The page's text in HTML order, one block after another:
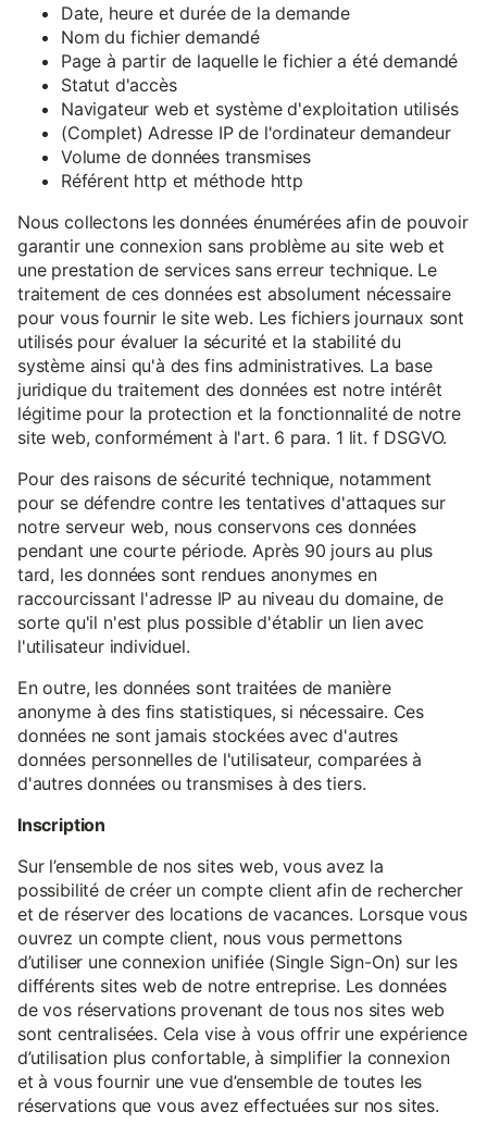
Date, heure et durée de la demande
Nom du fichier demandé
Page à partir de laquelle le fichier a été demandé
Statut d'accès
Navigateur web et système d'exploitation utilisés
(Complet) Adresse IP de l'ordinateur demandeur
Volume de données transmises
Référent http et méthode http
Nous collectons les données énumérées afin de pouvoir
garantir une connexion sans problème au site web et
une prestation de services sans erreur technique. Le
traitement de ces données est absolument nécessaire
pour vous fournir le site web. Les fichiers journaux sont
utilisés pour évaluer la sécurité et la stabilité du
système ainsi qu'à des fins administratives. La base
juridique du traitement des données est notre intérêt
légitime pour la protection et la fonctionnalité de notre
site web, conformément à l'art. 6 para. 1 lit. f DSGVO.
Pour des raisons de sécurité technique, notamment
pour se défendre contre les tentatives d'attaques sur
notre serveur web, nous conservons ces données
pendant une courte période. Après 90 jours au plus
tard, les données sont rendues anonymes en
raccourcissant l'adresse IP au niveau du domaine, de
sorte qu'il n'est plus possible d'établir un lien avec
l'utilisateur individuel.
En outre, les données sont traitées de manière
anonyme à des fins statistiques, si nécessaire. Ces
données ne sont jamais stockées avec d'autres
données personnelles de l'utilisateur, comparées à
d'autres données ou transmises à des tiers.
Inscription
Sur l’ensemble de nos sites web, vous avez la
possibilité de créer un compte client afin de rechercher
et de réserver des locations de vacances. Lorsque vous
ouvrez un compte client, nous vous permettons
d’utiliser une connexion unifiée (Single Sign-On) sur les
différents sites web de notre entreprise. Les données
de vos réservations provenant de tous nos sites web
sont centralisées. Cela vise à vous offrir une expérience
d’utilisation plus confortable, à simplifier la connexion
et à vous fournir une vue d’ensemble de toutes les
réservations que vous avez effectuées sur nos sites.